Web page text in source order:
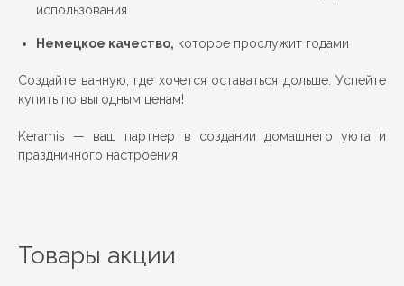
использования
Немецкое качество, которое прослужит годами
Создайте ванную, где хочется оставаться дольше. Успейте
купить по выгодным ценам!
Keramis — ваш партнер в создании домашнего уюта и
праздничного настроения!
Товары акции